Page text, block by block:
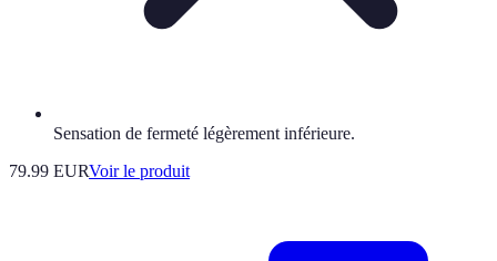
Sensation de fermeté légèrement inférieure.
79.99 EURVoir le produit